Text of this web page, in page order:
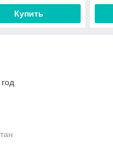
Купить